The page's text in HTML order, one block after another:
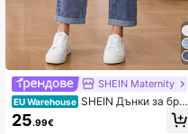
SHEIN Maternity
EU Warehouse SHEIN Дънки за бре
менни с регулируема талия и дж
об с прави крачоли
25.99€